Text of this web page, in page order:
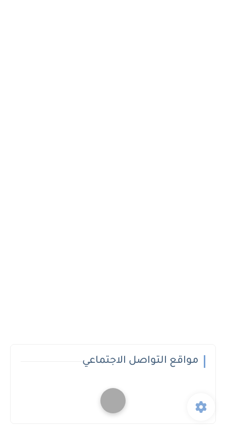
مواقع التواصل الاجتماعي